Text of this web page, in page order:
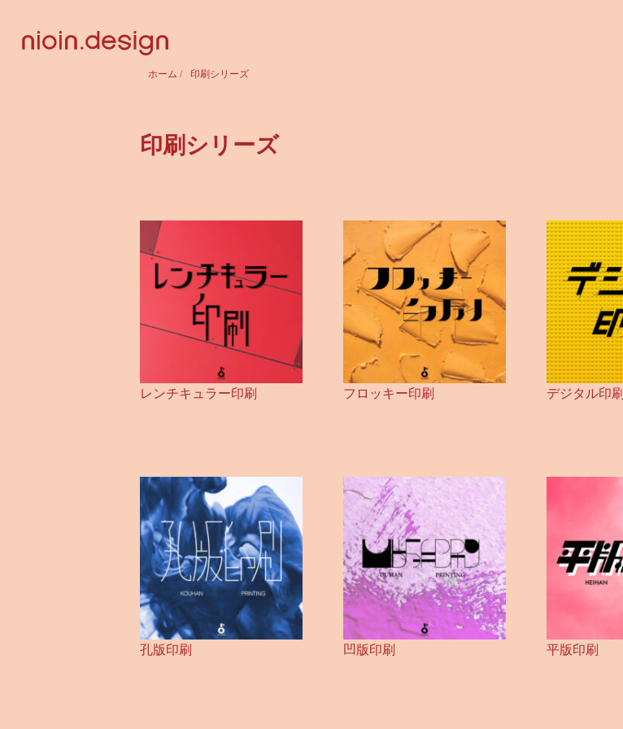
ホーム / 印刷シリーズ
印刷シリーズ
レンチキュラー印刷 フロッキー印刷 デジタル印刷
孔版印刷 凹版印刷 平版印刷